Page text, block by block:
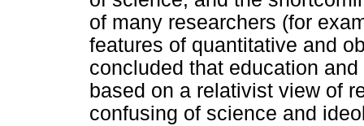
of many researchers (for
features of quantitative and
concluded that education
based on a relativist view of
confusing of science and